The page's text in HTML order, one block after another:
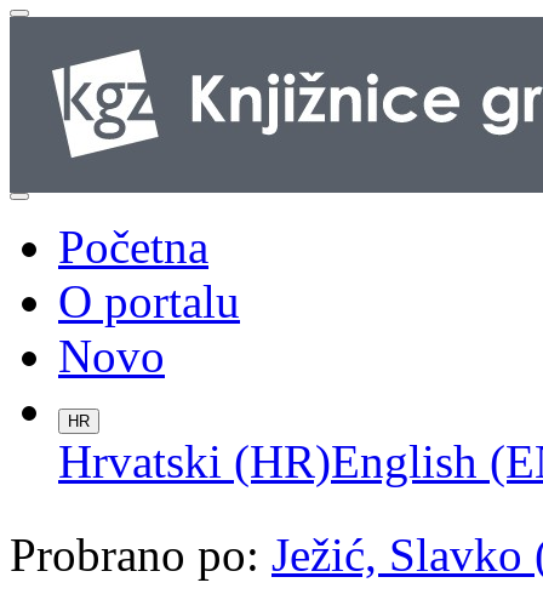
Početna
O portalu
Novo
HR
Hrvatski (HR)English
Probrano po: Ježić, Slavko